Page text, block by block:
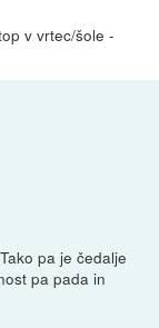
v vrtec/šole -
pa je čedalje
pa pada in